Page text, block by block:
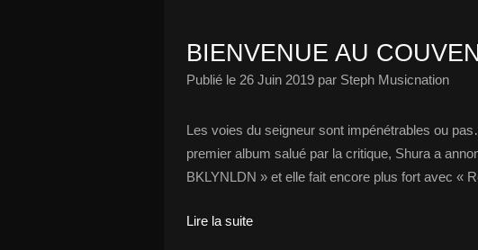
BIENVENUE AU
Publié le 26 Juin 2019 par Steph Musicnation
Les voies du seigneur sont impénétrables ou
premier album salué par la critique, Shura a
BKLYNLDN » et elle fait encore plus fort avec «
Lire la suite